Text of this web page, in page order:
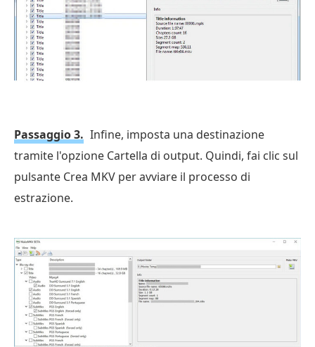
Passaggio 3. Infine, imposta una destinazione
tramite l'opzione Cartella di output. Quindi, fai clic sul
pulsante Crea MKV per avviare il processo di
estrazione.